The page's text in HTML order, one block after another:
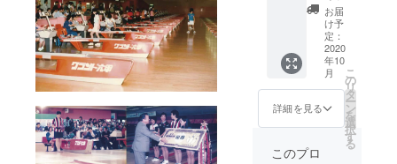
は備考
欄に
「掲載
不要」
とご記
入くだ
欄に
「掲載
不要」
とご記
入くだ
さい。
くお断
りいた
しま
す。席
種・お
名前を
記載し
たチ
いたし
（10月
11日）
観戦チ
ケット
[SS席]
※【全席
指定
席】座
席は大
会当日
に抽選
お届
け予
定：
2020
年10
月
詳細を見る
こ
の
リ
タ
ー
ン
を
選
択
す
る
このプロ